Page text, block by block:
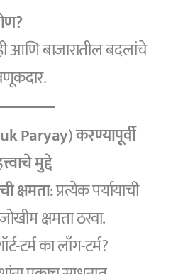
आणि बाजारातील बदलांचे
Paryay)करण्यापूर्वी
मुद्दे
क्षमता:प्रत्येक पर्यायाची
क्षमता ठरवा.
टर्म का लाँग-टर्म?